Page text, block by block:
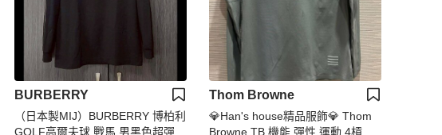
BURBERRY
（日本製MIJ）BURBERRY 博柏利
GOLF高爾夫球 戰馬 男黑色超彈性
Thom Browne
💎Han's house精品服飾💎 Thom
Browne TB 機能 彈性 運動 4槓 長